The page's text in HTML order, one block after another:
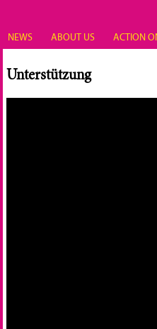
NEWS ABOUT US ACTION
Unterstützung